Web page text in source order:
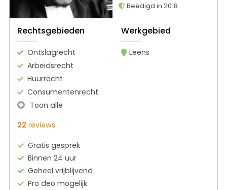
Beëdigd in 2018
Rechtsgebieden
Ontslagrecht
Arbeidsrecht
Huurrecht
Consumentenrecht
Toon alle
Werkgebied
Leens
22 reviews
Gratis gesprek
Binnen 24 uur
Geheel vrijblijvend
Pro deo mogelijk